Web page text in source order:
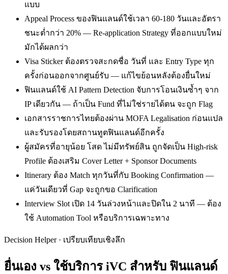
แบบ
Appeal Process ของฟินแลนด์ใช้เวลา 60-180 วันและอัตรา
ชนะต่ำกว่า 20% — Re-application Strategy ที่ออกแบบใหม่
มักได้ผลกว่า
Visa Sticker ต้องตรวจสะกดชื่อ วันที่ และ Entry Type ทุก
ครั้งก่อนออกจากศูนย์รับ — แก้ไขย้อนหลังต้องยื่นใหม่
ฟินแลนด์ใช้ AI Pattern Detection จับการโอนเงินซ้ำๆ จาก
IP เดียวกัน — ถ้าเป็น Fund ที่ไม่ใช่รายได้ตน จะถูก Flag
เอกสารราชการไทยต้องผ่าน MOFA Legalisation ก่อนแปล
และรับรองโดยสถานทูตฟินแลนด์อีกครั้ง
ผู้สมัครที่อายุน้อย โสด ไม่มีทรัพย์สิน ถูกจัดเป็น High-risk
Profile ต้องเสริม Cover Letter + Sponsor Documents
Itinerary ต้อง Match ทุกวันที่กับ Booking Confirmation —
แค่วันเดียวที่ Gap จะถูกขอ Clarification
Interview Slot เปิด 14 วันล่วงหน้าและปิดใน 2 นาที — ต้อง
ใช้ Automation Tool หรือบริการเฉพาะทาง
Decision Helper · เปรียบเทียบเชิงลึก
ยื่นเอง vs ใช้บริการ iVC สำหรับ ฟินแลนด์